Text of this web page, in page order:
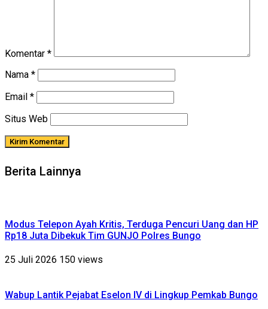
Komentar *
Nama *
Email *
Situs Web
Berita Lainnya
Modus Telepon Ayah Kritis, Terduga Pencuri Uang dan HP
Rp18 Juta Dibekuk Tim GUNJO Polres Bungo
25 Juli 2026 150 views
Wabup Lantik Pejabat Eselon IV di Lingkup Pemkab Bungo